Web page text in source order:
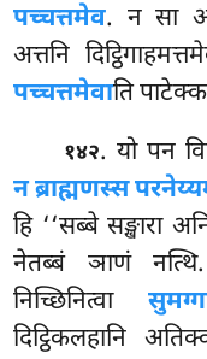
पच्चत्तमेव. न सा
अत्तनि
पच्चत्तमेवाति
१४२. यो पन
न ब्राह्मणस्स
हि ‘‘सब्बे सङ्खारा
नेतब्बं ञाणं नत्थि.
निच्छिनित्वा
दिट्ठिकलहानि